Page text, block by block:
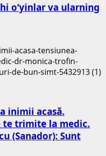
o‘yinlar va ularning
inimii acasă.
te trimite la medic.
(Sanador): Sunt